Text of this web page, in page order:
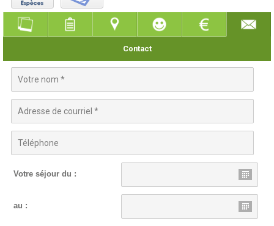
Contact
Votre séjour du :
au :